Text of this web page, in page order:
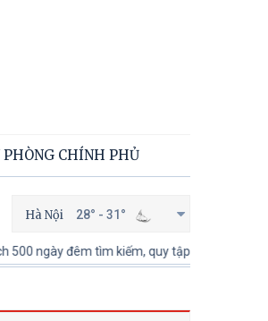
PHÒNG CHÍNH PHỦ
Hà Nội 28° - 31°
đêm tìm kiếm, quy tập và xác định danh